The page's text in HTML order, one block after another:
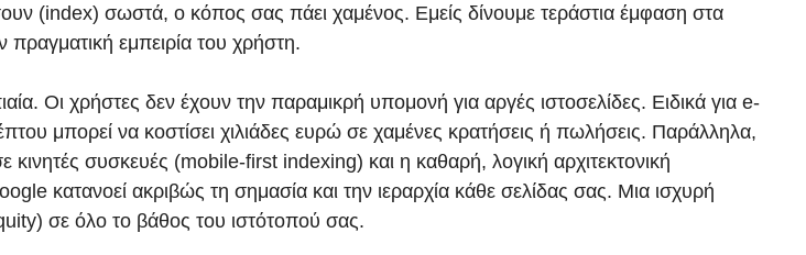
(index) σωστά, ο κόπος σας πάει χαμένος. Εμείς δίνουμε τεράστια έμφαση στα
εμπειρία του χρήστη.
Οι χρήστες δεν έχουν την παραμικρή υπομονή για αργές ιστοσελίδες. Ειδικά για e-
μπορεί να κοστίσει χιλιάδες ευρώ σε χαμένες κρατήσεις ή πωλήσεις. Παράλληλα,
συσκευές (mobile-first indexing) και η καθαρή, λογική αρχιτεκτονική
κατανοεί ακριβώς τη σημασία και την ιεραρχία κάθε σελίδας σας. Μια ισχυρή
σε όλο το βάθος του ιστότοπού σας.